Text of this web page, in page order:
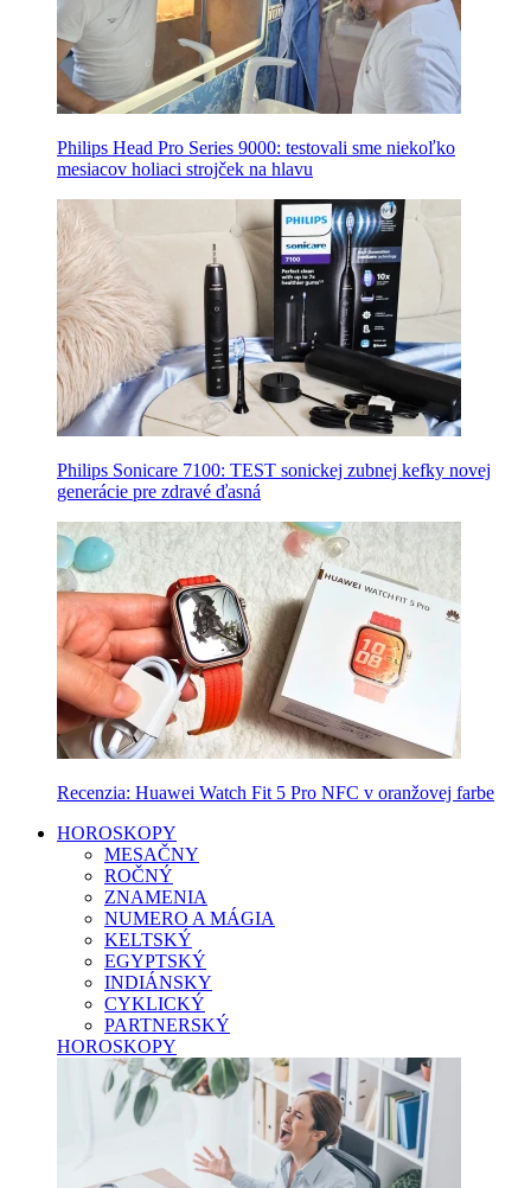
Philips Head Pro Series 9000: testovali sme niekoľko
mesiacov holiaci strojček na hlavu
Philips Sonicare 7100: TEST sonickej zubnej kefky novej
generácie pre zdravé ďasná
Recenzia: Huawei Watch Fit 5 Pro NFC v oranžovej farbe
HOROSKOPY
MESAČNY
ROČNÝ
ZNAMENIA
NUMERO A MÁGIA
KELTSKÝ
EGYPTSKÝ
INDIÁNSKY
CYKLICKÝ
PARTNERSKÝ
HOROSKOPY